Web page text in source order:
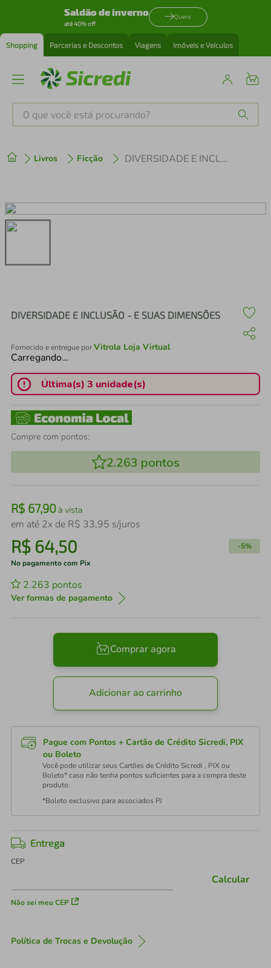
Saldão de inverno
até 40% off
Quero
Shopping Parcerias e Descontos Viagens Imóveis e Veículos
O que você está procurando?
Livros Ficção DIVERSIDADE E INCLUSÃO - E SUAS DIMENSÕES
DIVERSIDADE E INCLUSÃO - E SUAS DIMENSÕES
Fornecido e entregue porVitrola Loja Virtual
Carregando…
Última(s) 3 unidade(s)
Compre com pontos:
2.263 pontos
R$ 67,90à vista
em até 2x de R$ 33,95 s/juros
R$ 64,50 -5%
No pagamento com Pix
2.263 pontos
Ver formas de pagamento
Comprar agora
Adicionar ao carrinho
Pague com Pontos + Cartão de Crédito Sicredi, PIX
ou Boleto
Você pode utilizar seus Cartões de Crédito Sicredi , PIX ou
Boleto* caso não tenha pontos suficientes para a compra deste
produto.
*Boleto exclusivo para associados PJ
Entrega
CEP
Não sei meu CEP
Calcular
Política de Trocas e Devolução
2º cafeteira